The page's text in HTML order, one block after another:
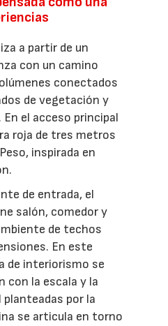
a partir de un
con un camino
conectados
de vegetación y
el acceso principal
roja de tres metros
inspirada en
de entrada, el
salón, comedor y
de techos
En este
de interiorismo se
con la escala y la
por la
se articula en torno